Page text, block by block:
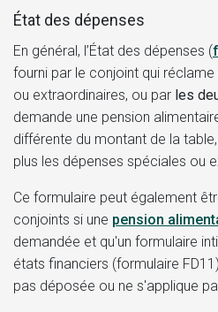
État des dépenses
En général, l’État des dépenses (
fourni par le conjoint qui
ou extraordinaires, ou par les
demande une pension
différente du montant de la
plus les dépenses spéciales ou
Ce formulaire peut également
conjoints si une pension
demandée et qu'un formulaire
états financiers (formulaire FD11)
pas déposée ou ne s'applique